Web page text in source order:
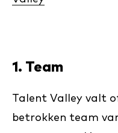
1. Team
Talent Valley valt
betrokken team